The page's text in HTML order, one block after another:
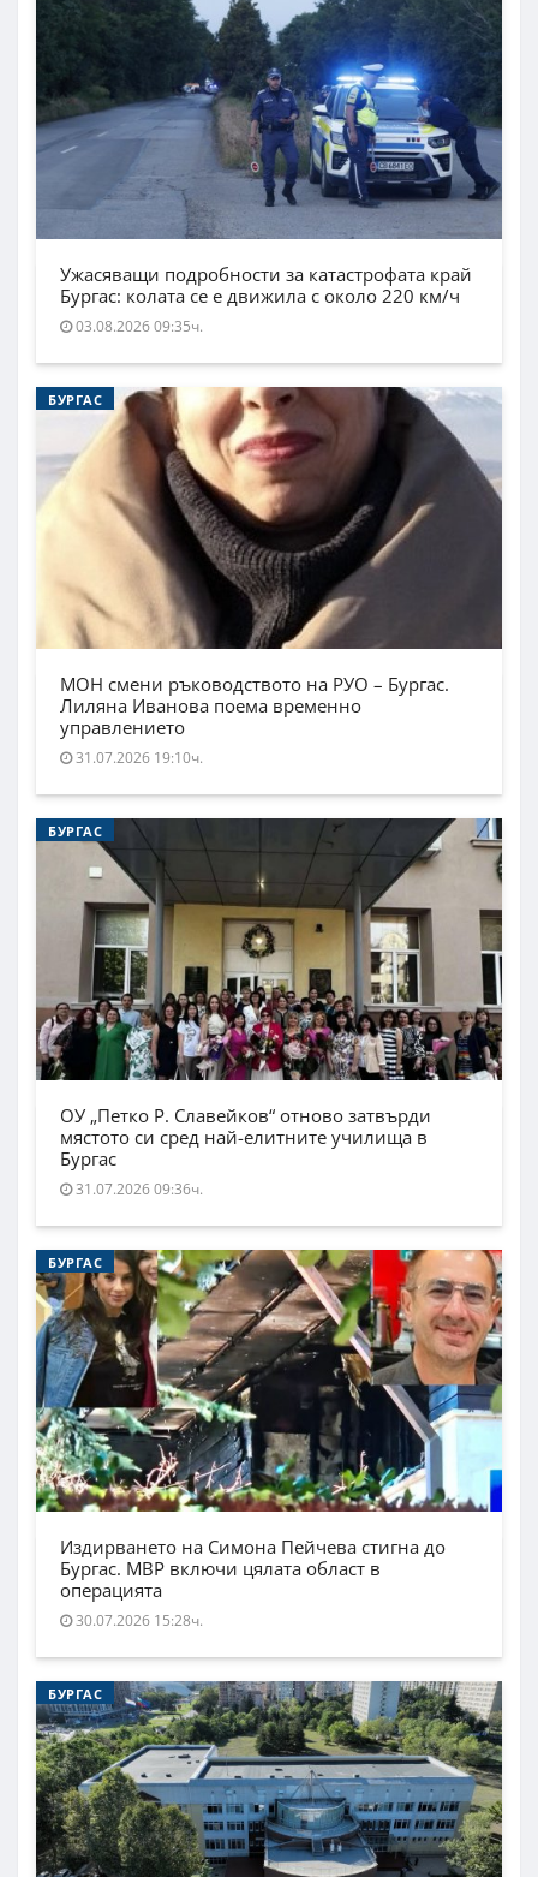
Ужасяващи подробности за катастрофата край
Бургас: колата се е движила с около 220 км/ч
03.08.2026 09:35ч.
БУРГАС
МОН смени ръководството на РУО – Бургас.
Лиляна Иванова поема временно
управлението
31.07.2026 19:10ч.
БУРГАС
ОУ „Петко Р. Славейков“ отново затвърди
мястото си сред най-елитните училища в
Бургас
31.07.2026 09:36ч.
БУРГАС
Издирването на Симона Пейчева стигна до
Бургас. МВР включи цялата област в
операцията
30.07.2026 15:28ч.
БУРГАС